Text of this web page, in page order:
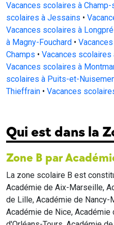
Vacances scolaires à
scolaires à Jessains •
Vacances scolaires à
à Magny-Fouchard •
Champs • Vacances
Vacances scolaires à
scolaires à Puits-et-
Thieffrain • Vacances
Qui est dans la
Zone B par
La zone scolaire B est
Académie de Aix-Marseille,
de Lille, Académie de Nancy-
Académie de Nice, Académie